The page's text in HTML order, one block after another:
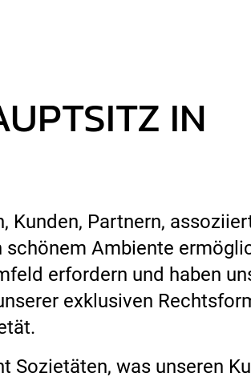
IN
Kunden, Partnern,
Ambiente
erfordern und haben
exklusiven
Sozietäten, was unseren